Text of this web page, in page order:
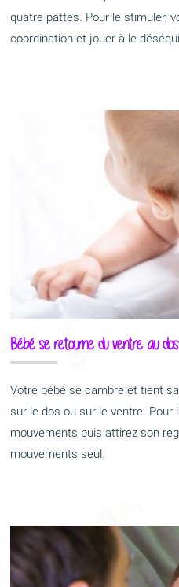
quatre pattes. Pour le stimuler,
coordination et jouer à le
Bébé se retourne du ventre au dos
Votre bébé se cambre et tient
sur le dos ou sur le ventre. Pour
mouvements puis attirez son
mouvements seul.